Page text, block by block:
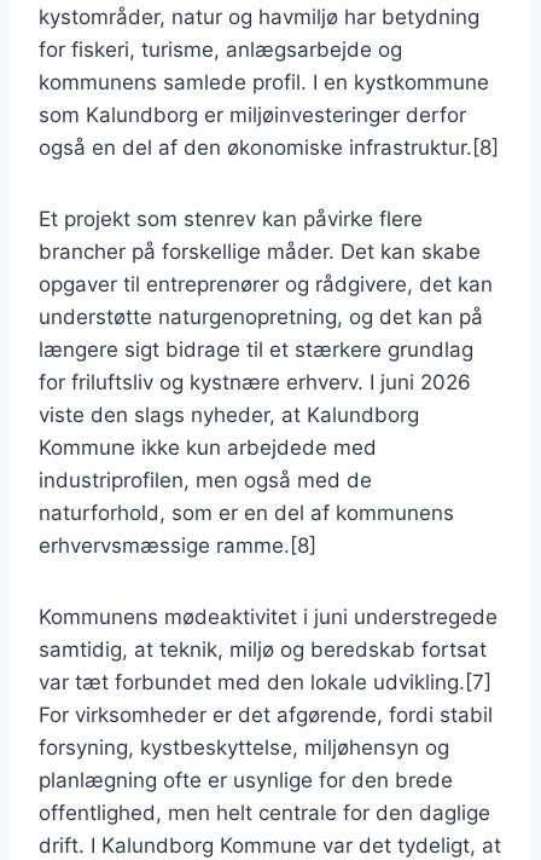
kystområder, natur og havmiljø har betydning
for fiskeri, turisme, anlægsarbejde og
kommunens samlede profil. I en kystkommune
som Kalundborg er miljøinvesteringer derfor
også en del af den økonomiske infrastruktur.[8]
Et projekt som stenrev kan påvirke flere
brancher på forskellige måder. Det kan skabe
opgaver til entreprenører og rådgivere, det kan
understøtte naturgenopretning, og det kan på
længere sigt bidrage til et stærkere grundlag
for friluftsliv og kystnære erhverv. I juni 2026
viste den slags nyheder, at Kalundborg
Kommune ikke kun arbejdede med
industriprofilen, men også med de
naturforhold, som er en del af kommunens
erhvervsmæssige ramme.[8]
Kommunens mødeaktivitet i juni understregede
samtidig, at teknik, miljø og beredskab fortsat
var tæt forbundet med den lokale udvikling.[7]
For virksomheder er det afgørende, fordi stabil
forsyning, kystbeskyttelse, miljøhensyn og
planlægning ofte er usynlige for den brede
offentlighed, men helt centrale for den daglige
drift. I Kalundborg Kommune var det tydeligt, at